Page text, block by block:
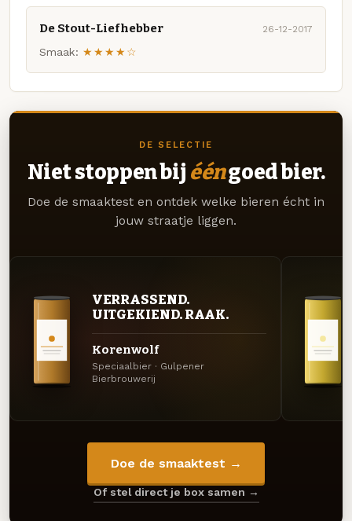
De Stout-Liefhebber 26-12-2017
Smaak: ★★★★☆
DE SELECTIE
Niet stoppen bij ééngoed bier.
Doe de smaaktest en ontdek welke bieren écht in
jouw straatje liggen.
VERRASSEND.
UITGEKIEND. RAAK.
Korenwolf
Speciaalbier · Gulpener
Bierbrouwerij
Doe de smaaktest →
Of stel direct je box samen →